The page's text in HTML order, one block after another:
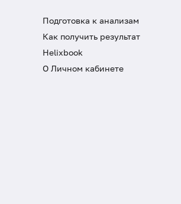
Подготовка к анализам
Как получить результат
Helixbook
О Личном кабинете